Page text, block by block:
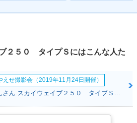
Type S・カラー
ンジ
250 Type S・マイナ
ーチェンジ
２５０ タイプＳにはこんな人た
えせ撮影会（2019年11月24日開催）